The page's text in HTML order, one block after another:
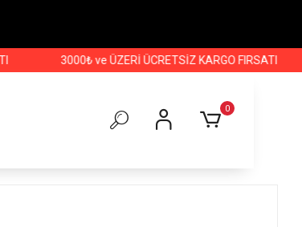
3000₺ ve ÜZERİ ÜCRETSİZ KARGO FIRSATI
0